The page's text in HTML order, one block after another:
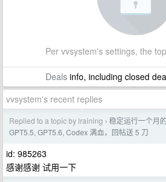
Per vvsystem's settings, the
Dealsinfo, including closed
vvsystem's recent replies
Replied to a topic by lraining › 稳定运行一个月
GPT5.5, GPT5.6, Codex 满血，回帖送 5 刀
id: 985263
感谢感谢 试用一下